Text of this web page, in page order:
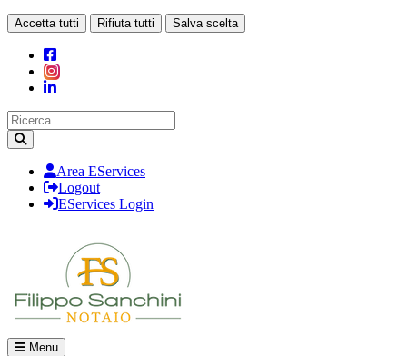
Accetta tutti Rifiuta tutti Salva scelta
Area EServices
Logout
EServices Login
Menu